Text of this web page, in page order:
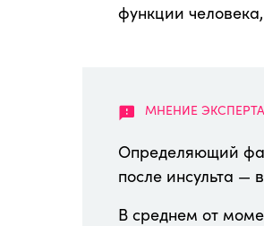
функции
Определяющий
после инсульта —
В среднем от